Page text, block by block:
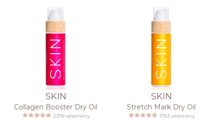
SKIN
Collagen Booster Dry Oil
2378 vélemény
SKIN
Stretch Mark Dry Oil
1763 vélemény